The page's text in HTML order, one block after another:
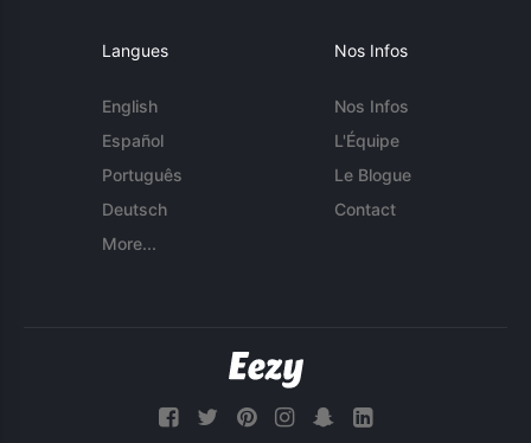
Langues
English
Español
Português
Deutsch
More...
Nos Infos
Nos Infos
L'Équipe
Le Blogue
Contact